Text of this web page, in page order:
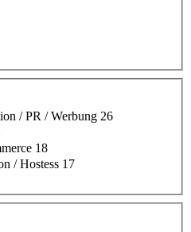
/ PR / Werbung 26
18
/ Hostess 17